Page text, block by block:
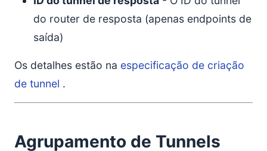
do router de resposta (apenas endpoints de
saída)
Os detalhes estão na especificação de criação
de tunnel .
Agrupamento de Tunnels